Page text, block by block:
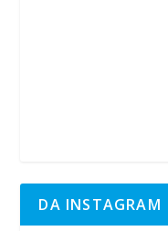
DA INSTAGRAM